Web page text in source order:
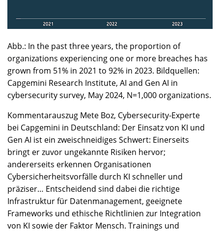
Abb.: In the past three years, the proportion of
organizations experiencing one or more breaches has
grown from 51% in 2021 to 92% in 2023. Bildquellen:
Capgemini Research Institute, AI and Gen AI in
cybersecurity survey, May 2024, N=1,000 organizations.
Kommentarauszug Mete Boz, Cybersecurity-Experte
bei Capgemini in Deutschland: Der Einsatz von KI und
Gen AI ist ein zweischneidiges Schwert: Einerseits
bringt er zuvor ungekannte Risiken hervor;
andererseits erkennen Organisationen
Cybersicherheitsvorfälle durch KI schneller und
präziser… Entscheidend sind dabei die richtige
Infrastruktur für Datenmanagement, geeignete
Frameworks und ethische Richtlinien zur Integration
von KI sowie der Faktor Mensch. Trainings und